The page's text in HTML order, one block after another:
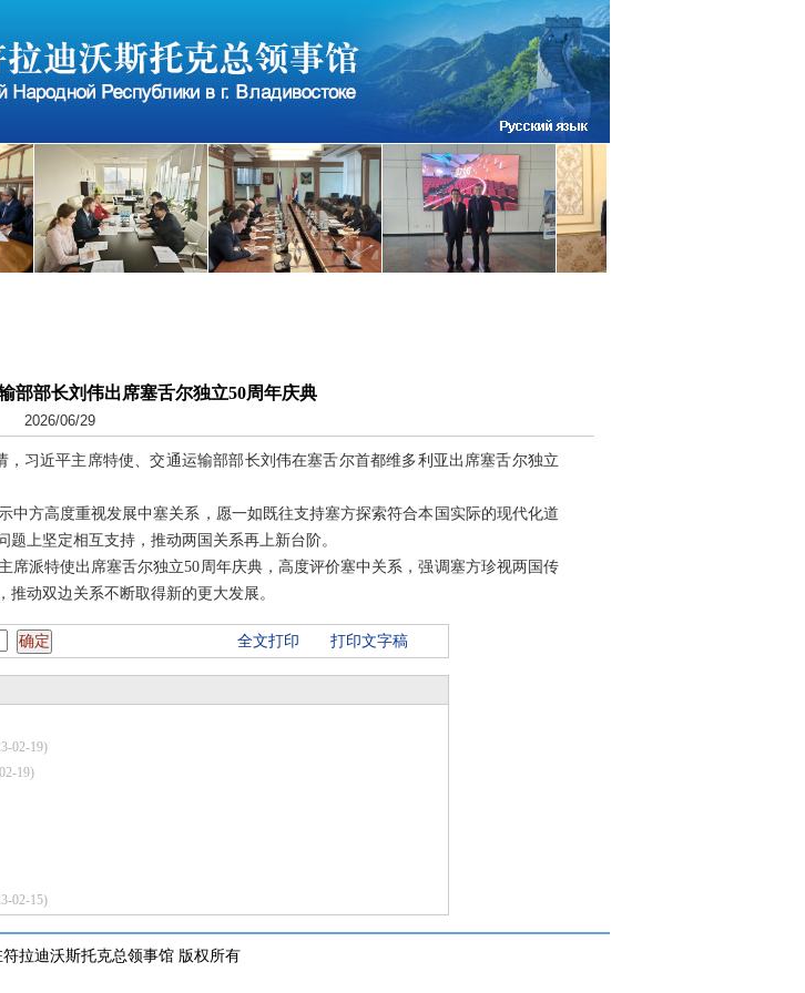
部部长刘伟出席塞舌尔独立50周年庆典
2026/06/29
习近平主席特使、交通运输部部长刘伟在塞舌尔首都维多利亚出席塞舌尔独立
方高度重视发展中塞关系，愿一如既往支持塞方探索符合本国实际的现代化道
上坚定相互支持，推动两国关系再上新台阶。
派特使出席塞舌尔独立50周年庆典，高度评价塞中关系，强调塞方珍视两国传
动双边关系不断取得新的更大发展。
全文打印 打印文字稿
02-19)
19)
02-15)
拉迪沃斯托克总领事馆 版权所有